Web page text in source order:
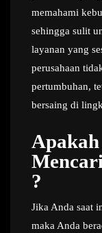
memahami
sehingga sulit
layanan yang
perusahaan
pertumbuhan,
bersaing di
Apakah
?
Jika Anda saat
maka Anda